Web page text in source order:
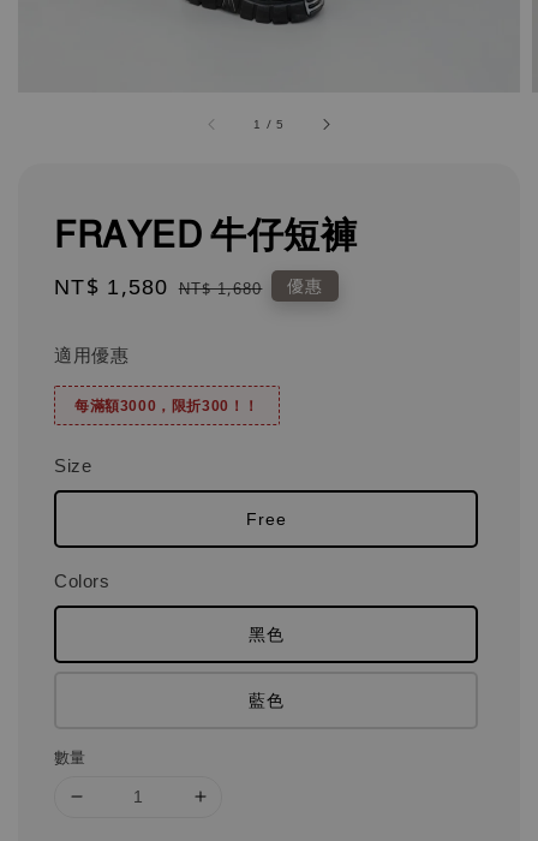
1 /5
FRAYED 牛仔短褲
Sale
NT$ 1,580 Regular
NT$ 1,680 優惠
適用優惠
每滿額3000，限折300！！
Size
Free
Colors
黑色
藍色
數量